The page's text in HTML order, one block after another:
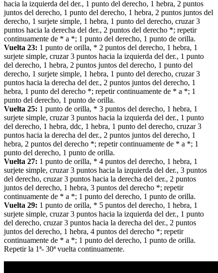
hacia la izquierda del der., 1 punto del derecho, 1 hebra, 2 puntos
juntos del derecho, 1 punto del derecho, 1 hebra, 2 puntos juntos del
derecho, 1 surjete simple, 1 hebra, 1 punto del derecho, cruzar 3
puntos hacia la derecha del der., 2 puntos del derecho *; repetir
continuamente de * a *; 1 punto del derecho, 1 punto de orilla.
Vuelta 23: 1 punto de orilla, * 2 puntos del derecho, 1 hebra, 1
surjete simple, cruzar 3 puntos hacia la izquierda del der., 1 punto
del derecho, 1 hebra, 2 puntos juntos del derecho, 1 punto del
derecho, 1 surjete simple, 1 hebra, 1 punto del derecho, cruzar 3
puntos hacia la derecha del der., 2 puntos juntos del derecho, 1
hebra, 1 punto del derecho *; repetir continuamente de * a *; 1
punto del derecho, 1 punto de orilla.
Vuelta 25: 1 punto de orilla, * 3 puntos del derecho, 1 hebra, 1
surjete simple, cruzar 3 puntos hacia la izquierda del der., 1 punto
del derecho, 1 hebra, ddc, 1 hebra, 1 punto del derecho, cruzar 3
puntos hacia la derecha del der., 2 puntos juntos del derecho, 1
hebra, 2 puntos del derecho *; repetir continuamente de * a *; 1
punto del derecho, 1 punto de orilla.
Vuelta 27: 1 punto de orilla, * 4 puntos del derecho, 1 hebra, 1
surjete simple, cruzar 3 puntos hacia la izquierda del der., 3 puntos
del derecho, cruzar 3 puntos hacia la derecha del der., 2 puntos
juntos del derecho, 1 hebra, 3 puntos del derecho *; repetir
continuamente de * a *; 1 punto del derecho, 1 punto de orilla.
Vuelta 29: 1 punto de orilla, * 5 puntos del derecho, 1 hebra, 1
surjete simple, cruzar 3 puntos hacia la izquierda del der., 1 punto
del derecho, cruzar 3 puntos hacia la derecha del der., 2 puntos
juntos del derecho, 1 hebra, 4 puntos del derecho *; repetir
continuamente de * a *; 1 punto del derecho, 1 punto de orilla.
Repetir la 1ª- 30ª vuelta continuamente.